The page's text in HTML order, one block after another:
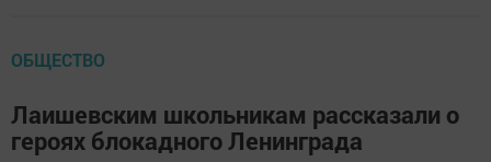
ОБЩЕСТВО
Лаишевским школьникам рассказали о
героях блокадного Ленинграда